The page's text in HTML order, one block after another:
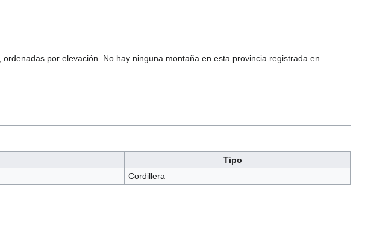
por elevación. No hay ninguna montaña en esta provincia registrada en
Tipo
Cordillera